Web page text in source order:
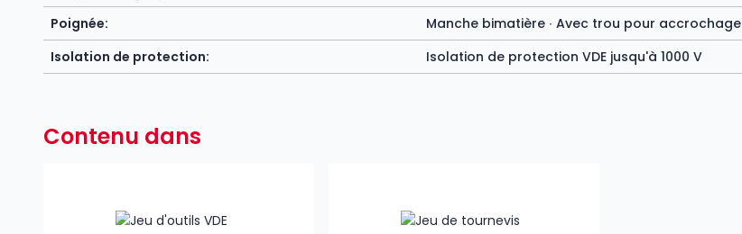
Poignée:
Manche bimatière ∙ Avec trou pour accrochage
Isolation de protection:
Isolation de protection VDE jusqu'à 1000 V
Contenu dans